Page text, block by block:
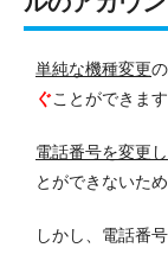
単純な機種変更
ぐことができます
電話番号を変更し
とができないため
しかし、 電話番